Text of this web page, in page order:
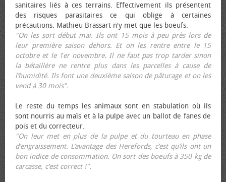
sanitaires liés à ces terrains. Effectivement ils présentent
des risques parasitaires ce qui oblige à certaines
précautions. Mathieu Brassart n'y met que les bœufs.
"On les sort début mai. Ils ont 15 mois à peu près lors de
leur première saison dehors. Et on les rentre entre le 15
octobre et le 1er novembre. Il ne faut pas trop tarder sinon
la bétaillère ne rentre plus dans les parcelles à cause de
l’humidité. Ils font une deuxième saison de pâturage et on les
vend à 30 mois".
Le reste du temps les animaux sont en stabulation où ils
sont nourris au maïs et à la pulpe avec un ballot de fanes de
pois et du correcteur.
"On leur met en plus de la pulpe et du tourteau en phase
d’engraissement. L’avantage des Herefords, c’est qu’ils ont un
bon indice de consommation. On sort des bœufs à 350 kg de
carcasse, c’est correct !".